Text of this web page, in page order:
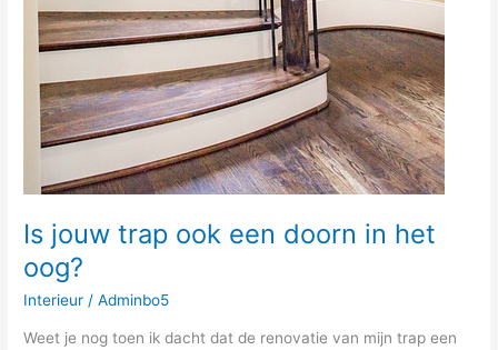
Is jouw trap ook een doorn in het
oog?
Interieur /Adminbo5
Weet je nog toen ik dacht dat de renovatie van mijn trap een